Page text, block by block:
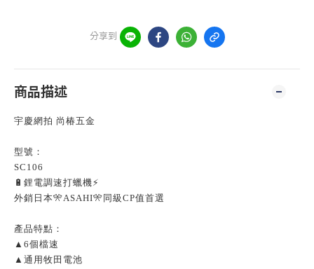
分享到
商品描述
宇慶網拍 尚椿五金
型號：
SC106
🔋鋰電調速打蠟機⚡
外銷日本🎌ASAHI🎌同級CP值首選
產品特點：
▲6個檔速
▲通用牧田電池